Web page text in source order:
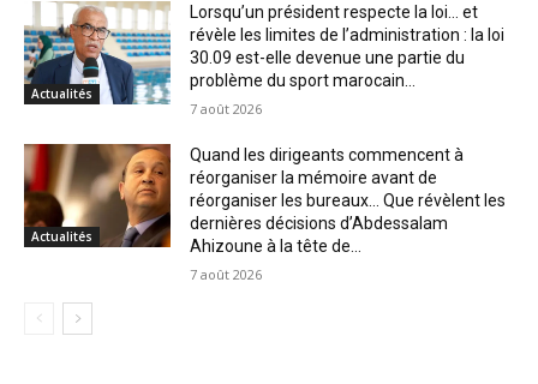
Actualités
Lorsqu’un président respecte la loi… et
révèle les limites de l’administration : la loi
30.09 est-elle devenue une partie du
problème du sport marocain...
7 août 2026
Actualités
Quand les dirigeants commencent à
réorganiser la mémoire avant de
réorganiser les bureaux… Que révèlent les
dernières décisions d’Abdessalam
Ahizoune à la tête de...
7 août 2026